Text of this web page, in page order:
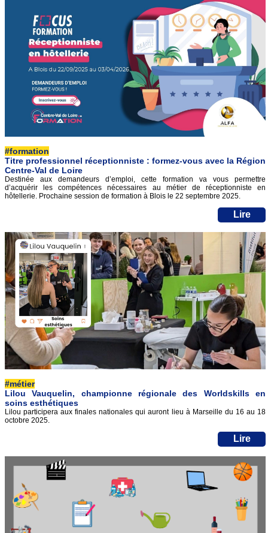
#formation
Titre professionnel réceptionniste : formez-vous avec la Région
Centre-Val de Loire
Destinée aux demandeurs d’emploi, cette formation va vous permettre
d’acquérir les compétences nécessaires au métier de réceptionniste en
hôtellerie. Prochaine session de formation à Blois le 22 septembre 2025.
Lire
#métier
Lilou Vauquelin, championne régionale des Worldskills en
soins esthétiques
Lilou participera aux finales nationales qui auront lieu à Marseille du 16 au 18
octobre 2025.
Lire